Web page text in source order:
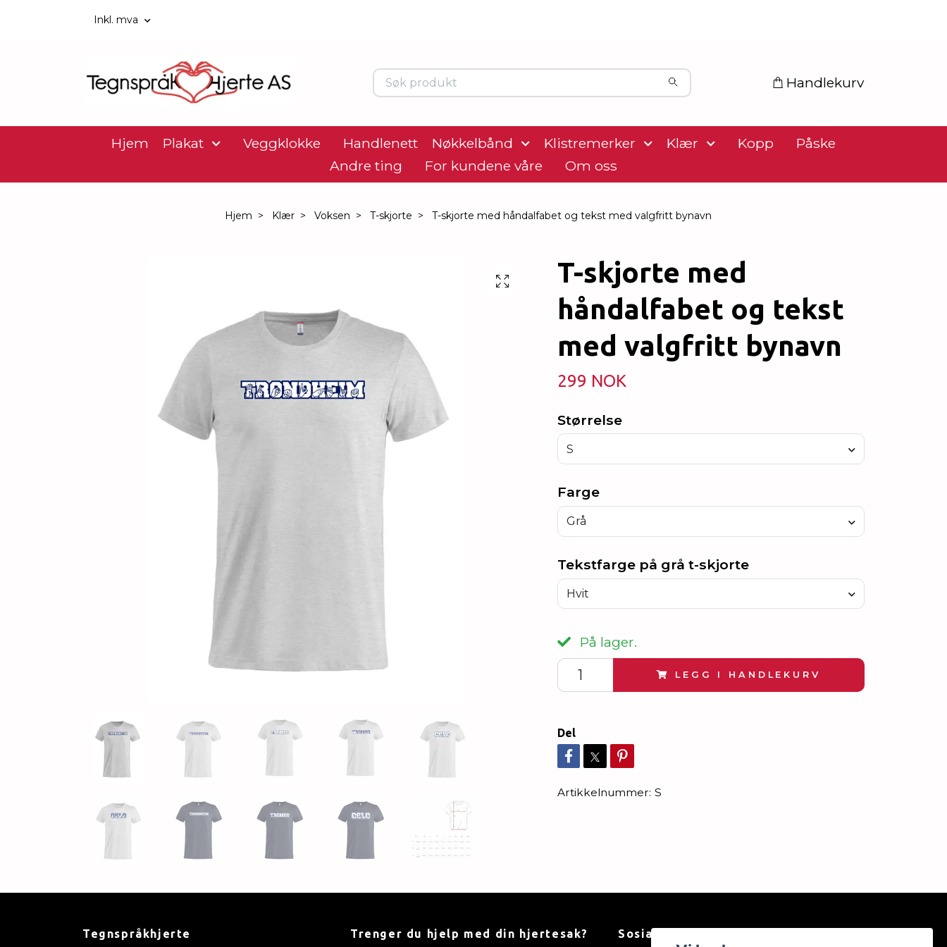
Inkl. mva
Handlekurv
Hjem Plakat Veggklokke Handlenett Nøkkelbånd Klistremerker Klær Kopp
Påske
Andre ting
For kundene våre Om oss
Hjem Klær Voksen T-skjorte T-skjorte med håndalfabet og tekst med valgfritt bynavn
T-skjorte med
håndalfabet og tekst
med valgfritt bynavn
299 NOK
Størrelse
S
Farge
Grå
Tekstfarge på grå t-skjorte
Hvit
På lager.
LEGG I HANDLEKURV
Del
Artikkelnummer: S
Tegnspråkhjerte Trenger du hjelp med din hjertesak? Sosiale medier